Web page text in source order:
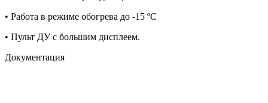
• Работа в режиме обогрева до -15 ºС
• Пульт ДУ с большим дисплеем.
Документация